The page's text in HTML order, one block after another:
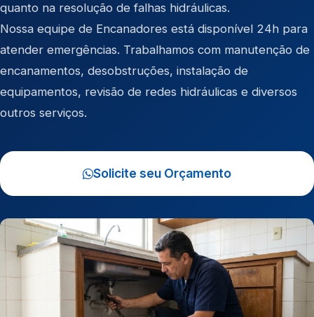
quanto na resolução de falhas hidráulicas.
Nossa equipe de Encanadores está disponível 24h para
atender emergências. Trabalhamos com manutenção de
encanamentos, desobstruções, instalação de
equipamentos, revisão de redes hidráulicas e diversos
outros serviços.
Solicite seu Orçamento